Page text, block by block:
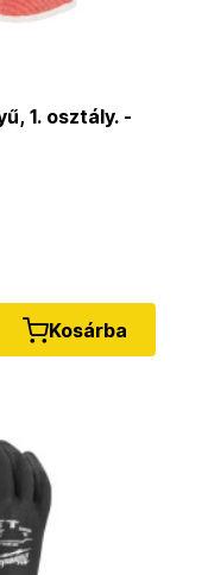
1. osztály. -
Kosárba